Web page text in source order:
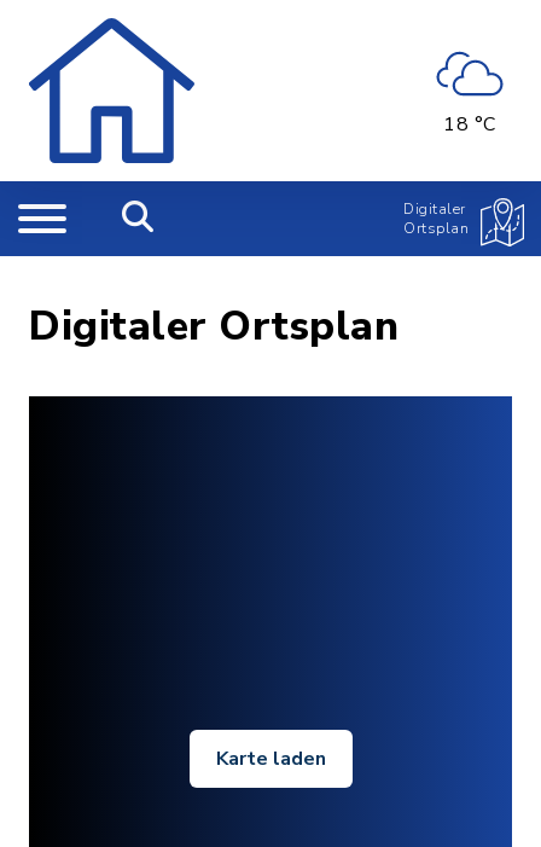
18 °C
Digitaler
Ortsplan
Digitaler Ortsplan
Karte laden